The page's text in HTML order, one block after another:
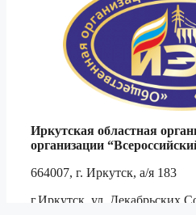
Иркутская областная
организации
664007, г. Иркутск, а/я 183
г.Иркутск, ул. Декабрьских